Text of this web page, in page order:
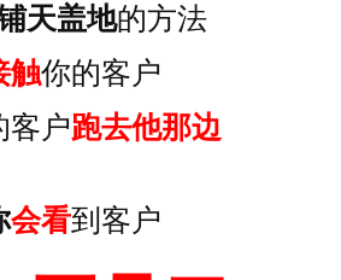
天盖地的方法
触你的客户
客户跑去他那边
会看到客户